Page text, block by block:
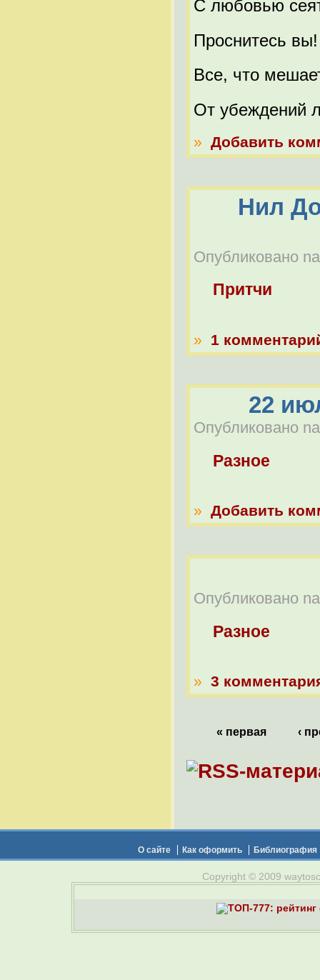
С любовью
Проснитесь
Все, что
От убеждений
» Добавить
Нил
Опубликовано
Притчи
» 1
22
Опубликовано
Разное
» Добавить
Опубликовано
Разное
» 3
« первая ‹
О сайте Как оформить Библиография
Copyright © 2009